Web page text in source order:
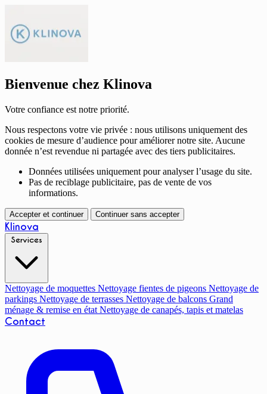
Bienvenue chez Klinova
Votre confiance est notre priorité.
Nous respectons votre vie privée : nous utilisons uniquement des
cookies de mesure d’audience pour améliorer notre site. Aucune
donnée n’est revendue ni partagée avec des tiers publicitaires.
Données utilisées uniquement pour analyser l’usage du site.
Pas de reciblage publicitaire, pas de vente de vos
informations.
Accepter et continuer Continuer sans accepter
Klinova
Nettoyage de moquettes Nettoyage fientes de pigeons Nettoyage de
parkings Nettoyage de terrasses Nettoyage de balcons Grand
ménage & remise en état Nettoyage de canapés, tapis et matelas
Contact